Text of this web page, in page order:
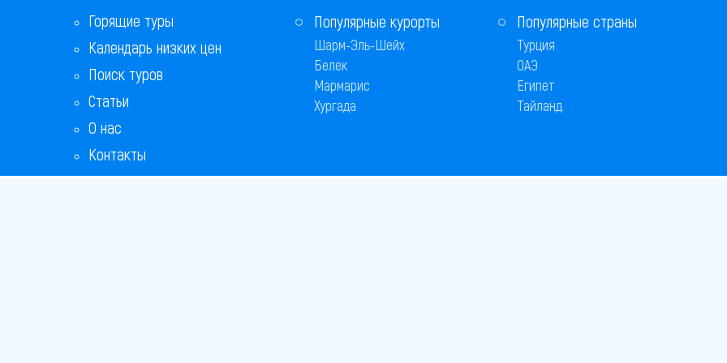
Горящие туры
Календарь низких цен
Поиск туров
Статьи
О нас
Контакты
Популярные курорты
Шарм-Эль-Шейх
Белек
Мармарис
Хургада
Популярные страны
Турция
ОАЭ
Египет
Тайланд